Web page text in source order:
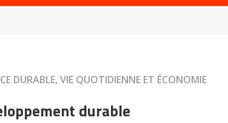
DURABLE, VIE QUOTIDIENNE ET ÉCONOMIE
durable